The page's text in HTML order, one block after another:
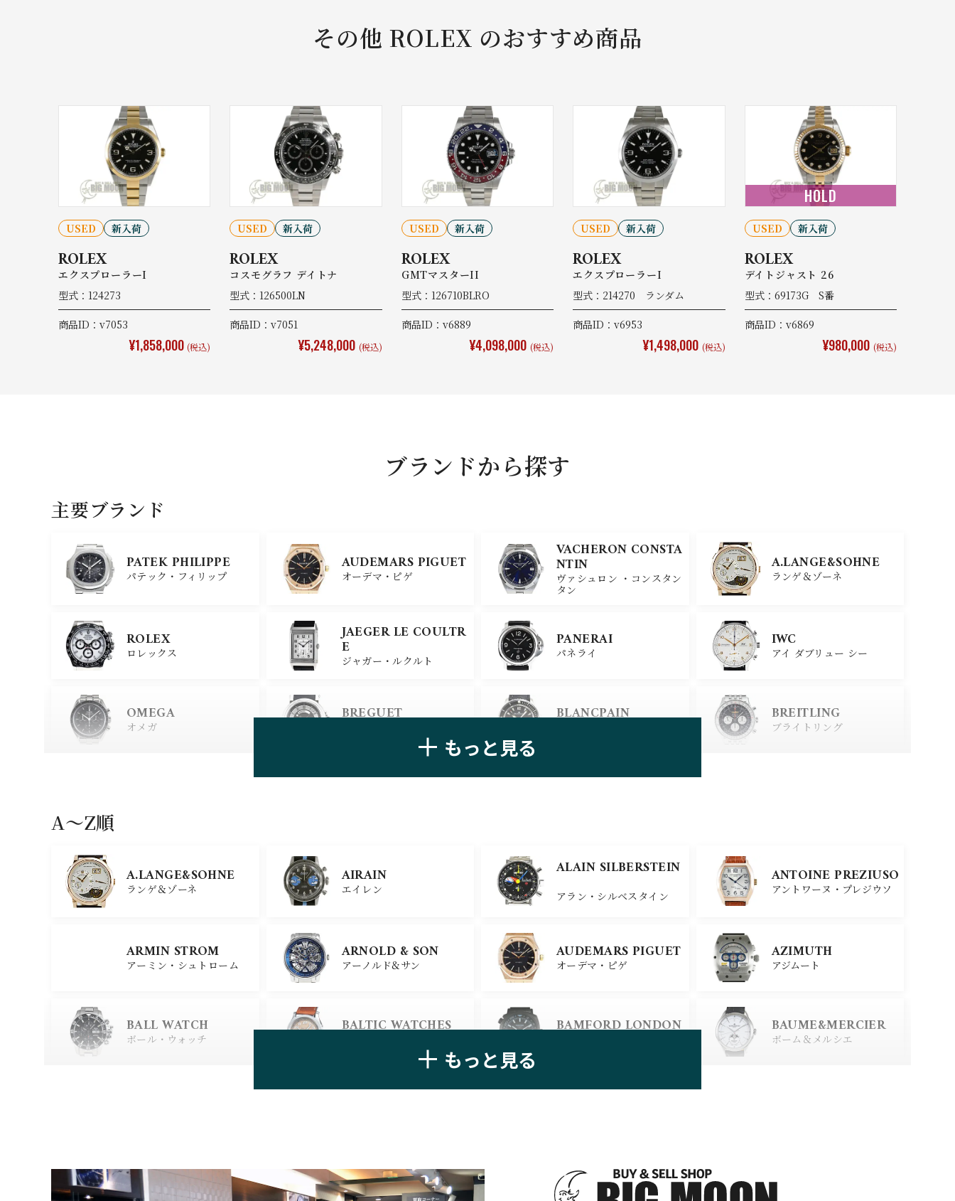
その他 ROLEX のおすすめ商品
USED 新入荷
ROLEX
エクスプローラーI
型式：124273
商品ID：v7053
¥1,858,000 (税込)
USED 新入荷
ROLEX
コスモグラフ デイトナ
型式：126500LN
商品ID：v7051
¥5,248,000 (税込)
USED 新入荷
ROLEX
GMTマスターII
型式：126710BLRO
商品ID：v6889
¥4,098,000 (税込)
USED 新入荷
ROLEX
エクスプローラーI
型式：214270 ランダム
商品ID：v6953
¥1,498,000 (税込)
HOLD
USED 新入荷
ROLEX
デイトジャスト 26
型式：69173G S番
商品ID：v6869
¥980,000 (税込)
ブランドから探す
主要ブランド
PATEK PHILIPPE
パテック・フィリップ
AUDEMARS PIGUET
オーデマ・ピゲ
VACHERON CONSTA
NTIN
ヴァシュロン ・コンスタン
タン
A.LANGE&SOHNE
ランゲ＆ゾーネ
ROLEX
ロレックス
JAEGER LE COULTR
E
ジャガー・ルクルト
PANERAI
パネライ
IWC
アイ ダブリュー シー
OMEGA
オメガ
BREGUET BLANCPAIN BREITLING
ブライトリング
X
ジラール・ペルゴ
ユリスナルダン
BELL＆ROSS
ベル＆ロス ジン
カルティエ シャネル ショパール セイコー
グラスヒュッテ・オリジナ
ル
クロノスイス
アラン・シルベスタイン
シチズン
もっと見る
A〜Z順
A.LANGE&SOHNE
ランゲ＆ゾーネ
AIRAIN
エイレン
ALAIN SILBERSTEIN
アラン・シルベスタイン
ANTOINE PREZIUSO
アントワーヌ・プレジウソ
ARMIN STROM
アーミン・シュトローム
ARNOLD & SON
アーノルド&サン
AUDEMARS PIGUET
オーデマ・ピゲ
AZIMUTH
アジムート
BALL WATCH
ボール・ウォッチ
BALTIC WATCHES BAMFORD LONDON BAUME&MERCIER
ボーム＆メルシエ
BOVET
ボヴェ
BREGUET
ブレゲ
BREITLING
ブライトリング
shutte
もっと見る